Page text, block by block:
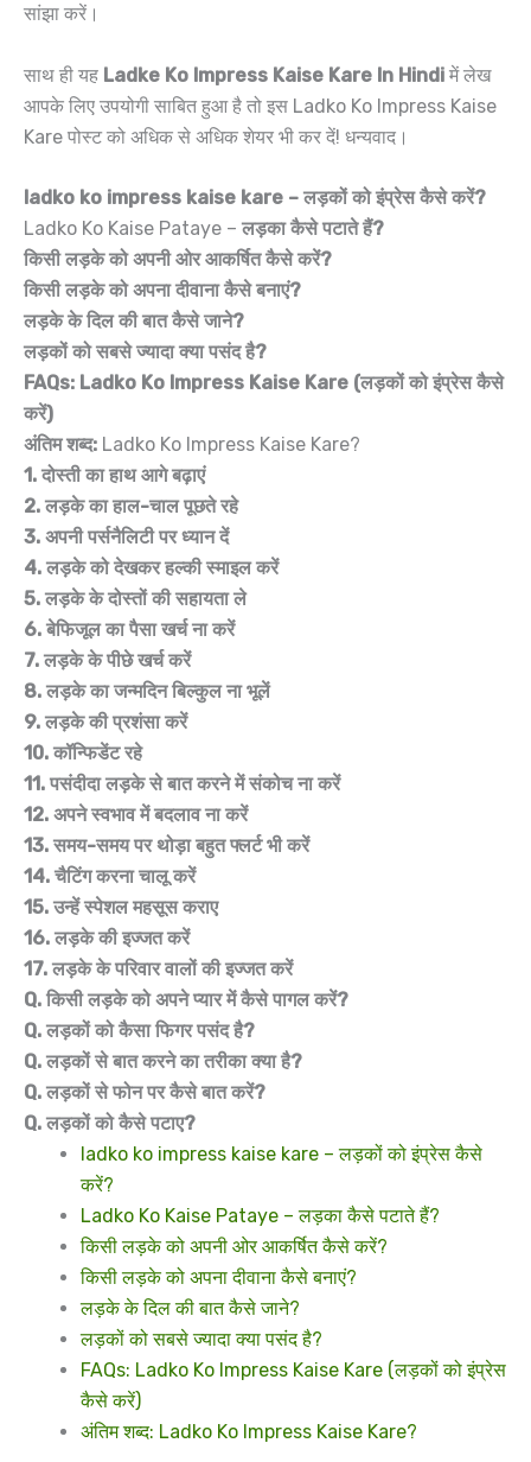
सांझा करें।
साथ ही यह Ladke Ko Impress Kaise Kare In Hindi में लेख
आपके लिए उपयोगी साबित हुआ है तो इस Ladko Ko Impress Kaise
Kare पोस्ट को अधिक से अधिक शेयर भी कर दें! धन्यवाद।
ladko ko impress kaise kare – लड़कों को इंप्रेस कैसे करें?
Ladko Ko Kaise Pataye – लड़का कैसे पटाते हैं?
किसी लड़के को अपनी ओर आकर्षित कैसे करें?
किसी लड़के को अपना दीवाना कैसे बनाएं?
लड़के के दिल की बात कैसे जाने?
लड़कों को सबसे ज्यादा क्या पसंद है?
FAQs: Ladko Ko Impress Kaise Kare (लड़कों को इंप्रेस कैसे
करें)
अंतिम शब्द: Ladko Ko Impress Kaise Kare?
1. दोस्ती का हाथ आगे बढ़ाएं
2. लड़के का हाल-चाल पूछते रहे
3. अपनी पर्सनैलिटी पर ध्यान दें
4. लड़के को देखकर हल्की स्माइल करें
5. लड़के के दोस्तों की सहायता ले
6. बेफिजूल का पैसा खर्च ना करें
7. लड़के के पीछे खर्च करें
8. लड़के का जन्मदिन बिल्कुल ना भूलें
9. लड़के की प्रशंसा करें
10. कॉन्फिडेंट रहे
11. पसंदीदा लड़के से बात करने में संकोच ना करें
12. अपने स्वभाव में बदलाव ना करें
13. समय-समय पर थोड़ा बहुत फ्लर्ट भी करें
14. चैटिंग करना चालू करें
15. उन्हें स्पेशल महसूस कराए
16. लड़के की इज्जत करें
17. लड़के के परिवार वालों की इज्जत करें
Q. किसी लड़के को अपने प्यार में कैसे पागल करें?
Q. लड़कों को कैसा फिगर पसंद है?
Q. लड़कों से बात करने का तरीका क्या है?
Q. लड़कों से फोन पर कैसे बात करें?
Q. लड़कों को कैसे पटाए?
ladko ko impress kaise kare – लड़कों को इंप्रेस कैसे
करें?
Ladko Ko Kaise Pataye – लड़का कैसे पटाते हैं?
किसी लड़के को अपनी ओर आकर्षित कैसे करें?
किसी लड़के को अपना दीवाना कैसे बनाएं?
लड़के के दिल की बात कैसे जाने?
लड़कों को सबसे ज्यादा क्या पसंद है?
FAQs: Ladko Ko Impress Kaise Kare (लड़कों को इंप्रेस
कैसे करें)
अंतिम शब्द: Ladko Ko Impress Kaise Kare?